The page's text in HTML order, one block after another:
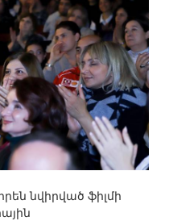
նվիրված ֆիլմի